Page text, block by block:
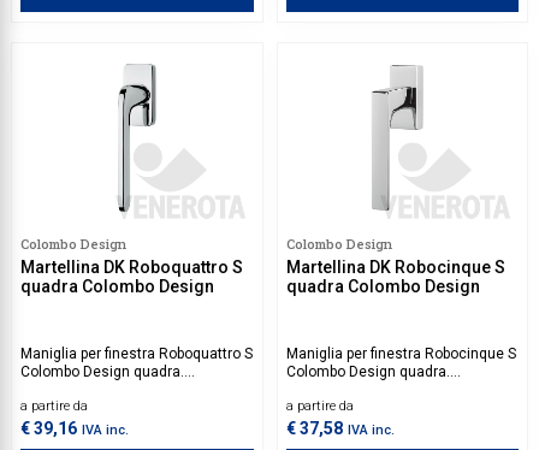
Colombo Design
Martellina DK Roboquattro S
quadra Colombo Design
Maniglia per finestra Roboquattro S
Colombo Design quadra.
movimento.
a partire da
€ 39,16 IVA inc.
Colombo Design
Martellina DK Robocinque S
quadra Colombo Design
Maniglia per finestra Robocinque S
Colombo Design quadra.
movimento.
a partire da
€ 37,58 IVA inc.